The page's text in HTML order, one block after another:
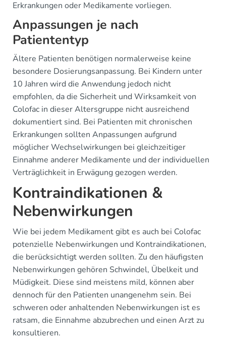
Erkrankungen oder Medikamente vorliegen.
Anpassungen je nach
Patiententyp
Ältere Patienten benötigen normalerweise keine
besondere Dosierungsanpassung. Bei Kindern unter
10 Jahren wird die Anwendung jedoch nicht
empfohlen, da die Sicherheit und Wirksamkeit von
Colofac in dieser Altersgruppe nicht ausreichend
dokumentiert sind. Bei Patienten mit chronischen
Erkrankungen sollten Anpassungen aufgrund
möglicher Wechselwirkungen bei gleichzeitiger
Einnahme anderer Medikamente und der individuellen
Verträglichkeit in Erwägung gezogen werden.
Kontraindikationen &
Nebenwirkungen
Wie bei jedem Medikament gibt es auch bei Colofac
potenzielle Nebenwirkungen und Kontraindikationen,
die berücksichtigt werden sollten. Zu den häufigsten
Nebenwirkungen gehören Schwindel, Übelkeit und
Müdigkeit. Diese sind meistens mild, können aber
dennoch für den Patienten unangenehm sein. Bei
schweren oder anhaltenden Nebenwirkungen ist es
ratsam, die Einnahme abzubrechen und einen Arzt zu
konsultieren.